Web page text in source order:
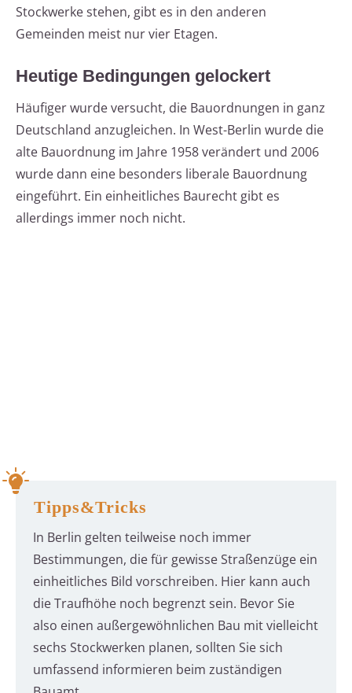
Stockwerke stehen, gibt es in den anderen
Gemeinden meist nur vier Etagen.
Heutige Bedingungen gelockert
Häufiger wurde versucht, die Bauordnungen in ganz
Deutschland anzugleichen. In West-Berlin wurde die
alte Bauordnung im Jahre 1958 verändert und 2006
wurde dann eine besonders liberale Bauordnung
eingeführt. Ein einheitliches Baurecht gibt es
allerdings immer noch nicht.
Tipps&Tricks
In Berlin gelten teilweise noch immer
Bestimmungen, die für gewisse Straßenzüge ein
einheitliches Bild vorschreiben. Hier kann auch
die Traufhöhe noch begrenzt sein. Bevor Sie
also einen außergewöhnlichen Bau mit vielleicht
sechs Stockwerken planen, sollten Sie sich
umfassend informieren beim zuständigen